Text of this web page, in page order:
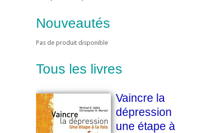
Nouveautés
Pas de produit disponible
Tous les livres
Vaincre la
dépression
une étape à